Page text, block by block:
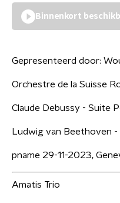
Binnenkort
Gepresenteerd door:
Orchestre de la Suisse
Claude Debussy - Suite
Ludwig van Beethoven
pname 29-11-2023,
Amatis Trio